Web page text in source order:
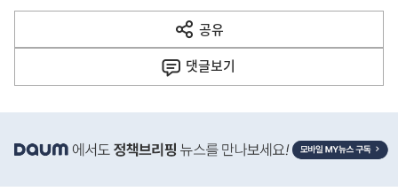
다
음
공유
열
기
댓글보기
단